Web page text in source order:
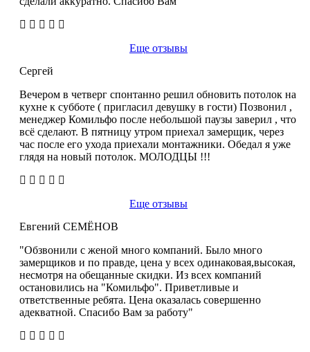
Еще отзывы
Сергей
Вечером в четверг спонтанно решил обновить потолок на
кухне к субботе ( пригласил девушку в гости) Позвонил ,
менеджер Комильфо после небольшой паузы заверил , что
всё сделают. В пятницу утром приехал замерщик, через
час после его ухода приехали монтажники. Обедал я уже
глядя на новый потолок. МОЛОДЦЫ !!!
Еще отзывы
Евгений СЕМЁНОВ
"Обзвонили с женой много компаний. Было много
замерщиков и по правде, цена у всех одинаковая,высокая,
несмотря на обещанные скидки. Из всех компаний
остановились на "Комильфо". Приветливые и
ответственные ребята. Цена оказалась совершенно
адекватной. Спасибо Вам за работу"